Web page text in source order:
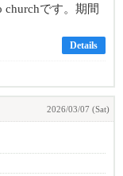
churchです。期間
Details
2026/03/07 (Sat)